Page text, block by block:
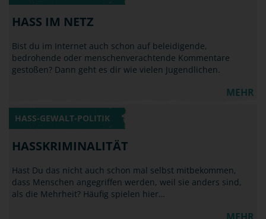
HASS IM NETZ
Bist du im Internet auch schon auf beleidigende,
bedrohende oder menschenverachtende Kommentare
gestoßen? Dann geht es dir wie vielen Jugendlichen.
MEHR
HASS-GEWALT-POLITIK
HASSKRIMINALITÄT
Hast Du das nicht auch schon mal selbst mitbekommen,
dass Menschen angegriffen werden, weil sie anders sind,
als die Mehrheit? Häufig spielen hier…